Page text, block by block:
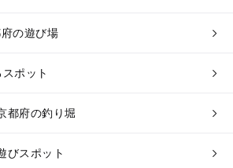
の遊び場
ポット
都府の釣り堀
びスポット